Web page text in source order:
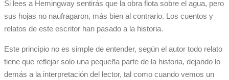
Si lees a Hemingway sentirás que la obra flota sobre el agua, pero
sus hojas no naufragaron, más bien al contrario. Los cuentos y
relatos de este escritor han pasado a la historia.
Este principio no es simple de entender, según el autor todo relato
tiene que reflejar solo una pequeña parte de la historia, dejando lo
demás a la interpretación del lector, tal como cuando vemos un